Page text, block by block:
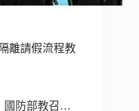
離請假流程教
國防部教召…